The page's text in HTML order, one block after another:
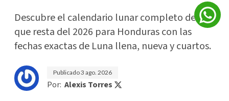
Descubre el calendario lunar completo de lo
que resta del 2026 para Honduras con las
fechas exactas de Luna llena, nueva y cuartos.
Publicado3 ago. 2026
Por: Alexis Torres